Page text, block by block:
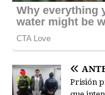
Prisión